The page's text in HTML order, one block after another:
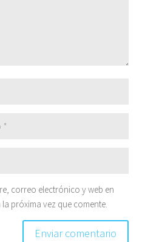
correo electrónico y web en
próxima vez que comente.
Enviar comentario